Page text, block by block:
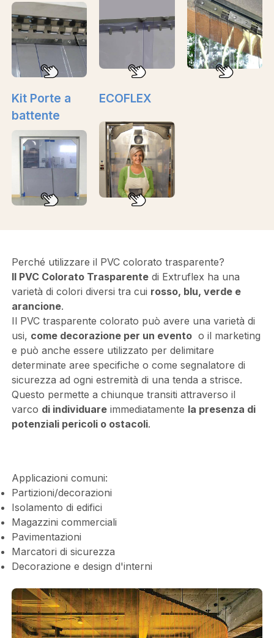
Kit Porte a
battente
ECOFLEX
Perché utilizzare il PVC colorato trasparente?
Il PVC Colorato Trasparentedi Extruflex ha una
varietà di colori diversi tra cui rosso, blu, verde e
arancione.
Il PVC trasparente colorato può avere una varietà di
usi, come decorazione per un eventoo il marketing
e può anche essere utilizzato per delimitare
determinate aree specifiche o come segnalatore di
sicurezza ad ogni estremità di una tenda a strisce.
Questo permette a chiunque transiti attraverso il
varco di individuareimmediatamente la presenza di
potenziali pericoli o ostacoli.
Applicazioni comuni:
Partizioni/decorazioni
Isolamento di edifici
Magazzini commerciali
Pavimentazioni
Marcatori di sicurezza
Decorazione e design d'interni